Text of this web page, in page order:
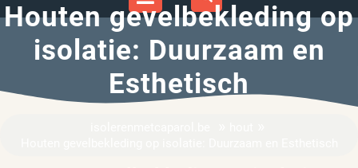
Houten gevelbekleding op
isolatie: Duurzaam en
Esthetisch